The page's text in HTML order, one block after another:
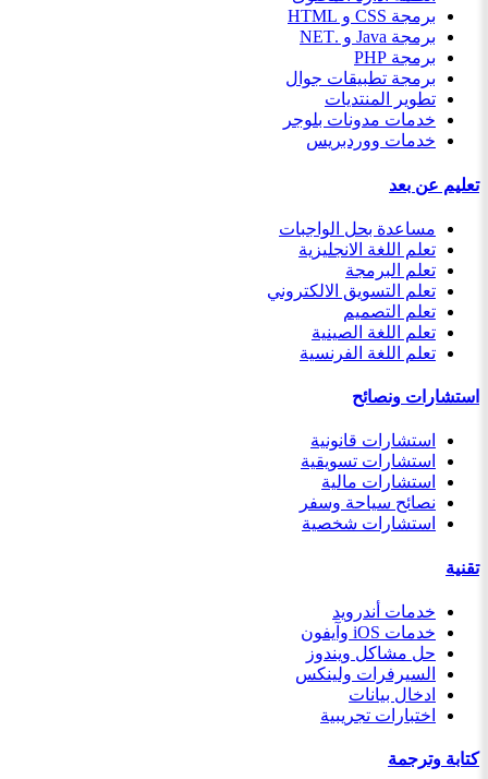
برمجة CSS و HTML
برمجة Java و .NET
برمجة PHP
برمجة تطبيقات جوال
تطوير المنتديات
خدمات مدونات بلوجر
خدمات ووردبريس
تعليم عن بعد
مساعدة بحل الواجبات
تعلم اللغة الانجليزية
تعلم البرمجة
تعلم التسويق الالكتروني
تعلم التصميم
تعلم اللغة الصينية
تعلم اللغة الفرنسية
استشارات ونصائح
استشارات قانونية
استشارات تسويقية
استشارات مالية
نصائح سياحة وسفر
استشارات شخصية
تقنية
خدمات أندرويد
خدمات iOS وآيفون
حل مشاكل ويندوز
السيرفرات ولينكس
ادخال بيانات
اختبارات تجريبية
كتابة وترجمة